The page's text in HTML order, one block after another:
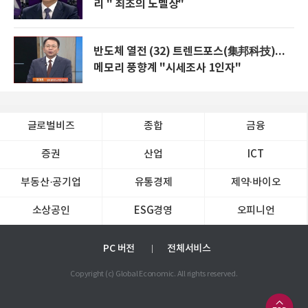
리 " 최초의 노벨상"
반도체 열전 (32) 트렌드포스(集邦科技)...
메모리 풍향계 "시세조사 1인자"
글로벌비즈 종합 금융
증권 산업 ICT
부동산·공기업 유통경제 제약∙바이오
소상공인 ESG경영 오피니언
PC 버전 전체서비스
Copyright (c) Global Economic. All rights reserved.